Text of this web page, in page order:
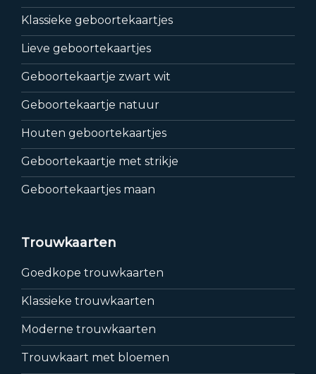
Klassieke geboortekaartjes
Lieve geboortekaartjes
Geboortekaartje zwart wit
Geboortekaartje natuur
Houten geboortekaartjes
Geboortekaartje met strikje
Geboortekaartjes maan
Trouwkaarten
Goedkope trouwkaarten
Klassieke trouwkaarten
Moderne trouwkaarten
Trouwkaart met bloemen